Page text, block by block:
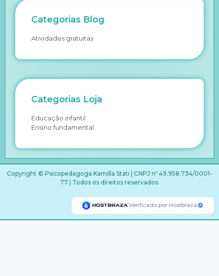
Categorias Blog
Atividades gratuitas
Categorias Loja
Educação infantil
Ensino fundamental
Copyright © Psicopedagoga Kamilla Stati | CNPJ nº 49.958.734/0001-
77 | Todos os direitos reservados.